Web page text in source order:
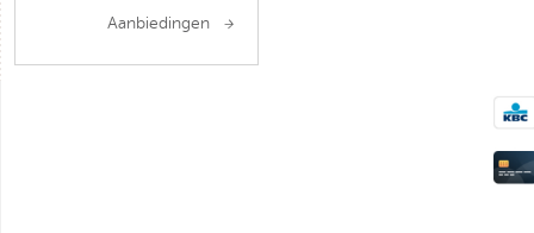
Aanbiedingen